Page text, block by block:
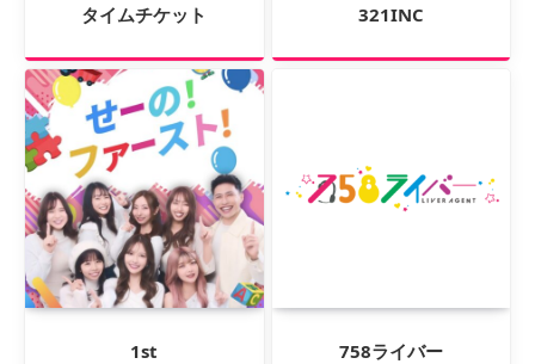
タイムチケット 321INC
1st 758ライバー